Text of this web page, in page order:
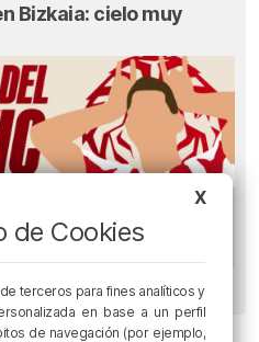
Bizkaia: cielo muy
X
de Cookies
terceros para fines analíticos y
en base a un perfil
de navegación (por ejemplo,